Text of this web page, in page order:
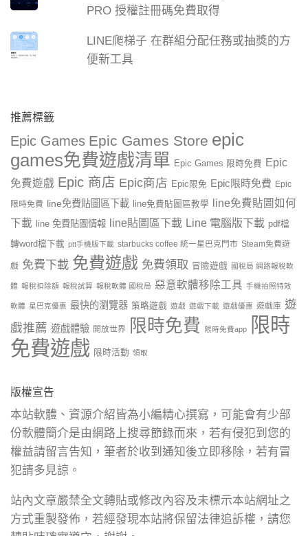
PRO 授權註冊碼免費取得
LINE爬梯子 在群組分配任務或抽獎的方
便新工具
推薦標籤
Epic Games Epic Games Store epic
games免費遊戲清單 Epic Games 限時免費 Epic
免費遊戲 Epic 商店 Epic商店 Epic限免 Epic限時免費 Epic
限時免費 line免費貼圖區下載 line免費貼圖區教學
line免費貼圖如何
下載
line 免費貼圖情報 line貼圖區下載 Line 電腦版下載 pdf檔
轉word檔下載 ptt手機版下載 starbucks coffee 統一星巴克門市 Steam免費遊
戲 免費下載 免費遊戲 免費領取 冒險遊戲 國稅局 網路報稅軟
體 報稅扣除額 報稅試算 報稅軟體 國稅局 惡意軟體移除工具 手機拍照特效
軟體 星巴克優惠 最快的瀏覽器 策略遊戲 遊戲 遊戲下載 遊戲優惠 遊戲庫 遊
戲推薦 遊戲體驗 開放世界 限時免費 限時免費app
限時
免費遊戲 限時活動 領取
版權宣告
本站軟體、資源介紹皆為小編精心撰寫，可能會有少部
份軟體簡介是由網路上搜尋節錄而來，若有侵犯到您的
權益請留言告知，筆者於收到通知後立即移除，若有冒
犯請多見諒。
站內文章嚴禁全文轉貼或修改內容及未標示本站網址之
方式重製發佈，若經發現本站將保留法律追訴權，請您